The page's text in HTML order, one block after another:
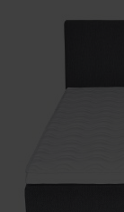
Yleiset ehdot